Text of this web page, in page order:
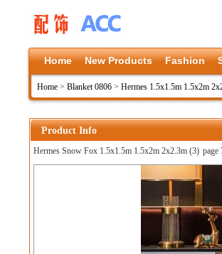
Home New Products Fashion
Home > Blanket 0806 > Hermes 1.5x1.5m 1.5x2m
Product Info
Hermes Snow Fox 1.5x1.5m 1.5x2m 2x2.3m (3) page